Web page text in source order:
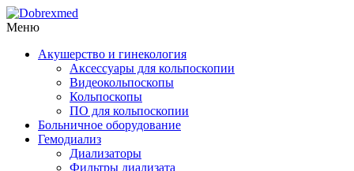
Меню
Акушерство и гинекология
Аксессуары для кольпоскопии
Видеокольпоскопы
Кольпоскопы
ПО для кольпоскопии
Больничное оборудование
Гемодиализ
Диализаторы
Фильтры диализата